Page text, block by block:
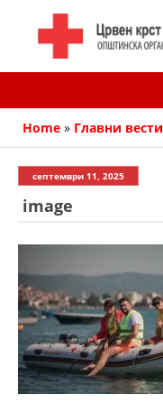
Home » Главни вести
септември 11, 2025
image